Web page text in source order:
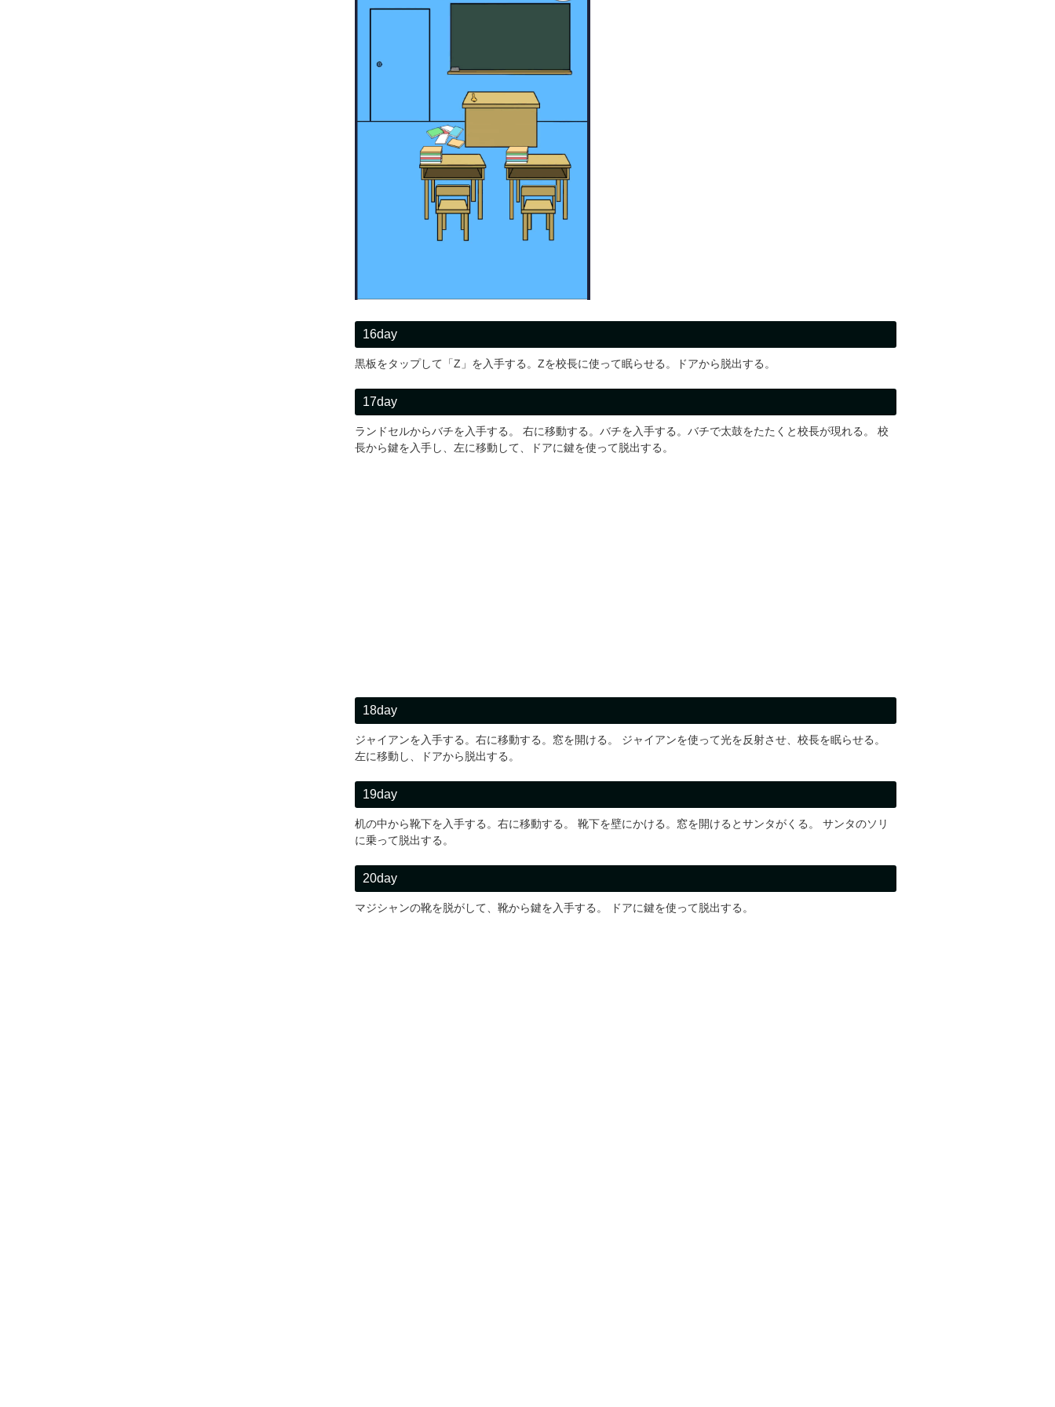
16day
黒板をタップして「Z」を入手する。Zを校長に使って眠らせる。ドアから脱出する。
17day
ランドセルからバチを入手する。 右に移動する。バチを入手する。バチで太鼓をたたくと校長が現れる。 校
長から鍵を入手し、左に移動して、ドアに鍵を使って脱出する。
18day
ジャイアンを入手する。右に移動する。窓を開ける。 ジャイアンを使って光を反射させ、校長を眠らせる。
左に移動し、ドアから脱出する。
19day
机の中から靴下を入手する。右に移動する。 靴下を壁にかける。窓を開けるとサンタがくる。 サンタのソリ
に乗って脱出する。
20day
マジシャンの靴を脱がして、靴から鍵を入手する。 ドアに鍵を使って脱出する。